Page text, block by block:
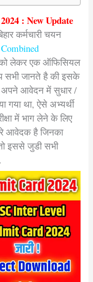
: New Update
कर्मचारी चयन
लेकर एक ऑफिसियल
सभी जानते है की इसके
आवेदन में सुधार /
गया था, ऐसे अभ्यर्थी
में भाग लेने के लिए
आवेदक है जिनका
इससे जुडी सभी